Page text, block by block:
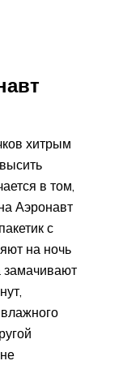
хитрым
в том,
Аэронавт
с
на ночь
замачивают